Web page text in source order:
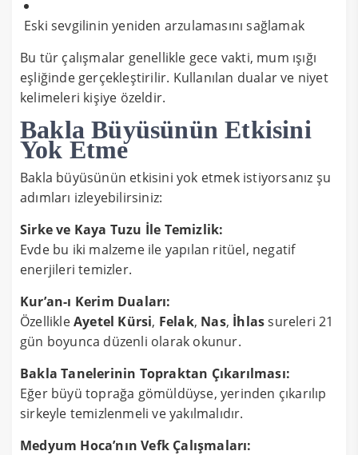
Eski sevgilinin yeniden arzulamasını sağlamak
Bu tür çalışmalar genellikle gece vakti, mum ışığı
eşliğinde gerçekleştirilir. Kullanılan dualar ve niyet
kelimeleri kişiye özeldir.
Bakla Büyüsünün Etkisini
Yok Etme
Bakla büyüsünün etkisini yok etmek istiyorsanız şu
adımları izleyebilirsiniz:
Sirke ve Kaya Tuzu İle Temizlik:
Evde bu iki malzeme ile yapılan ritüel, negatif
enerjileri temizler.
Kur’an-ı Kerim Duaları:
ÖzellikleAyetel Kürsi, Felak, Nas, İhlassureleri 21
gün boyunca düzenli olarak okunur.
Bakla Tanelerinin Topraktan Çıkarılması:
Eğer büyü toprağa gömüldüyse, yerinden çıkarılıp
sirkeyle temizlenmeli ve yakılmalıdır.
Medyum Hoca’nın Vefk Çalışmaları: